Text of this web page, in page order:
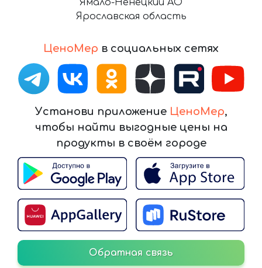
ЦеноМер в социальных сетях
Установи приложение ЦеноМер,
чтобы найти выгодные цены на
продукты в своём городе
Обратная связь
Ямало-Ненецкий АО
Ярославская область